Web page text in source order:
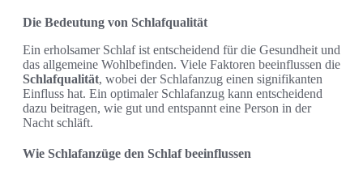
Die Bedeutung von Schlafqualität
Ein erholsamer Schlaf ist entscheidend für die Gesundheit und
das allgemeine Wohlbefinden. Viele Faktoren beeinflussen die
Schlafqualität, wobei der Schlafanzug einen signifikanten
Einfluss hat. Ein optimaler Schlafanzug kann entscheidend
dazu beitragen, wie gut und entspannt eine Person in der
Nacht schläft.
Wie Schlafanzüge den Schlaf beeinflussen